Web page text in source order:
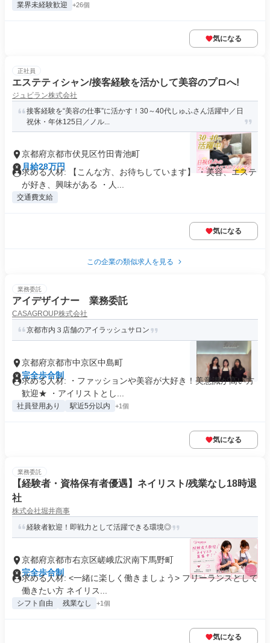
業界未経験歓迎 +26個
気になる
正社員
エステティシャン/接客経験を活かして美容のプロへ!
ジュビラン株式会社
接客経験を“美容の仕事”に活かす！30～40代しゅふさん活躍中／日
祝休・年休125日／ノル...
京都府京都市伏見区竹田青池町
月給28万円
求める人材: 【こんな方、お待ちしています】 ・美容、エステ
が好き、興味がある ・人...
交通費支給
気になる
この企業の類似求人を見る
業務委託
アイデザイナー 業務委託
CASAGROUP株式会社
京都市内３店舗のアイラッシュサロン
京都府京都市中京区中島町
完全歩合制
求める人材: ・ファッションや美容が大好き！美意識が高い方
歓迎★ ・アイリストとし...
社員登用あり 駅近5分以内 +1個
気になる
業務委託
【経験者・資格保有者優遇】ネイリスト/残業なし18時退
社
株式会社堀井商事
経験者歓迎！即戦力として活躍できる環境◎
京都府京都市右京区嵯峨広沢南下馬野町
完全歩合制
求める人材: <一緒に楽しく働きましょう> フリーランスとして
働きたい方 ネイリス...
シフト自由 残業なし +1個
気になる